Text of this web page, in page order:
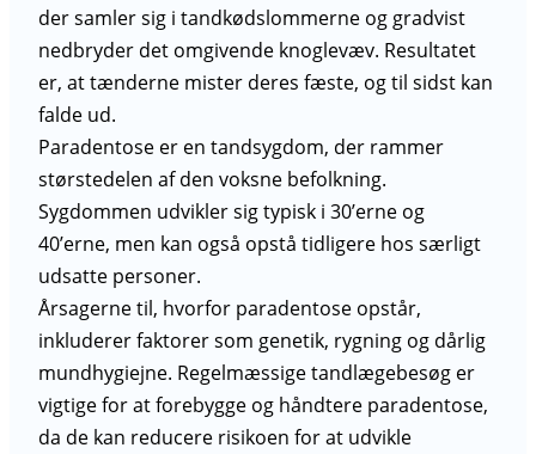
der samler sig i tandkødslommerne og gradvist
nedbryder det omgivende knoglevæv. Resultatet
er, at tænderne mister deres fæste, og til sidst kan
falde ud.
Paradentose er en tandsygdom, der rammer
størstedelen af den voksne befolkning.
Sygdommen udvikler sig typisk i 30’erne og
40’erne, men kan også opstå tidligere hos særligt
udsatte personer.
Årsagerne til, hvorfor paradentose opstår,
inkluderer faktorer som genetik, rygning og dårlig
mundhygiejne. Regelmæssige tandlægebesøg er
vigtige for at forebygge og håndtere paradentose,
da de kan reducere risikoen for at udvikle